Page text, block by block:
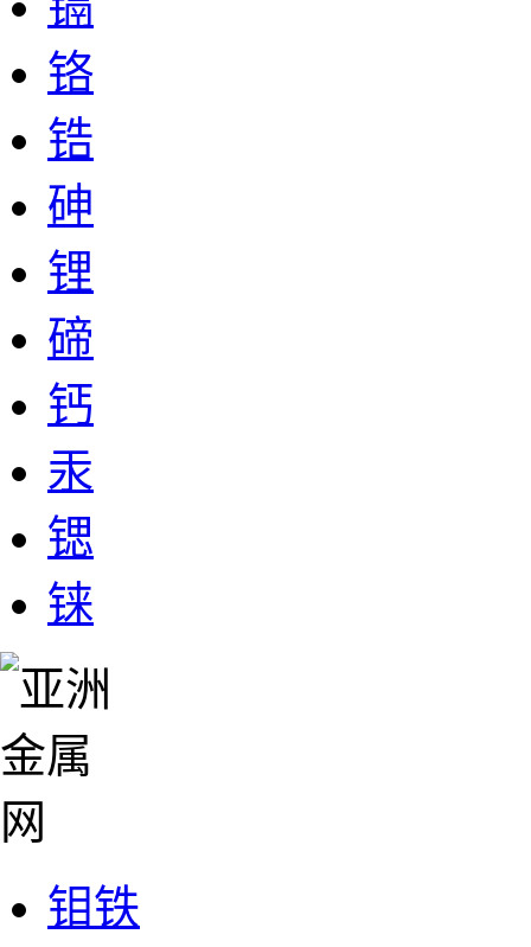
铬
锆
砷
锂
碲
钙
汞
锶
铼
钼铁